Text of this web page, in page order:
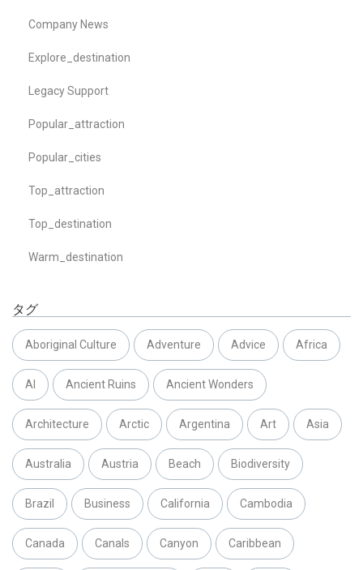
Company News
Explore_destination
Legacy Support
Popular_attraction
Popular_cities
Top_attraction
Top_destination
Warm_destination
タグ
Aboriginal Culture Adventure Advice Africa
AI Ancient Ruins Ancient Wonders
Architecture Arctic Argentina Art Asia
Australia Austria Beach Biodiversity
Brazil Business California Cambodia
Canada Canals Canyon Caribbean